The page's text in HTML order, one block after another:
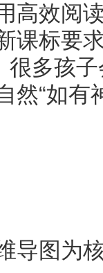
高效阅
课标要
很多孩
然“如有
导图为